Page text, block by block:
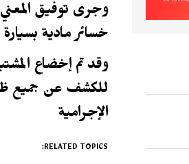
وجرى توفيق
خسائر مادية
وقد تم إخضاع
للكشف عن جميع
الإجرامية
RELATED TOPICS: